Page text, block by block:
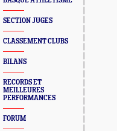
SECTION JUGES
CLASSEMENT CLUBS
BILANS
RECORDS ET
MEILLEURES
PERFORMANCES
FORUM